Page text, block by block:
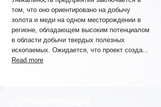
том, что оно ориентировано на добычу
золота и меди на одном месторождении в
регионе, обладающем высоким потенциалом
в области добычи твердых полезных
ископаемых. Ожидается, что проект созда...
Read more